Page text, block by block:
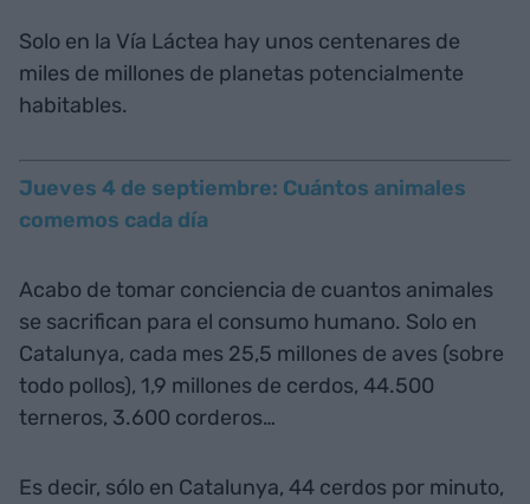
Solo en la Vía Láctea hay unos centenares de
miles de millones de planetas potencialmente
habitables.
Jueves 4 de septiembre: Cuántos animales
comemos cada día
Acabo de tomar conciencia de cuantos animales
se sacrifican para el consumo humano. Solo en
Catalunya, cada mes 25,5 millones de aves (sobre
todo pollos), 1,9 millones de cerdos, 44.500
terneros, 3.600 corderos…
Es decir, sólo en Catalunya, 44 cerdos por minuto,